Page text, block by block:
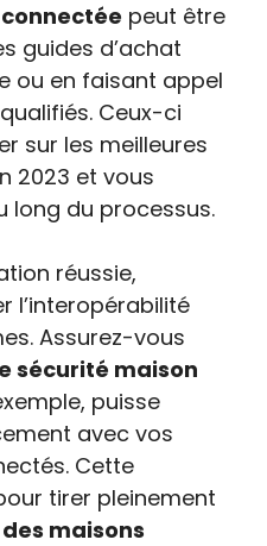
peut être
guides d’achat
ou en faisant appel
Ceux-ci
sur les meilleures
2023 et vous
du processus.
réussie,
l’interopérabilité
Assurez-vous
sécurité maison
puisse
avec vos
Cette
tirer pleinement
maisons